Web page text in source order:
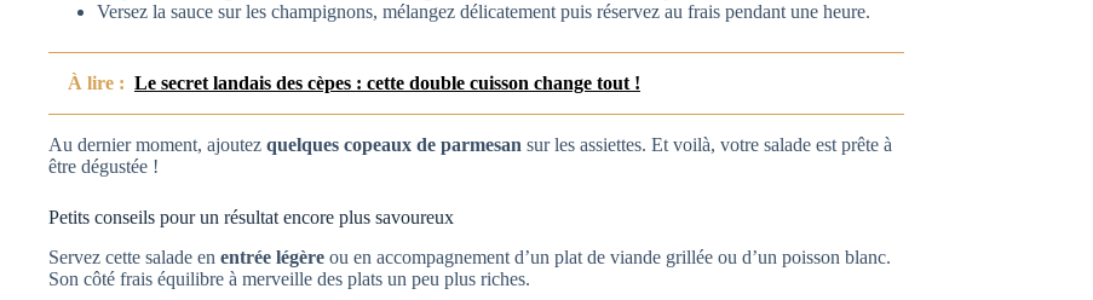
Versez la sauce sur les champignons, mélangez délicatement puis réservez au frais pendant une heure.
À lire : Le secret landais des cèpes : cette double cuisson change tout !
Au dernier moment, ajoutez quelques copeaux de parmesan sur les assiettes. Et voilà, votre salade est prête à
être dégustée !
Petits conseils pour un résultat encore plus savoureux
Servez cette salade en entrée légère ou en accompagnement d’un plat de viande grillée ou d’un poisson blanc.
Son côté frais équilibre à merveille des plats un peu plus riches.